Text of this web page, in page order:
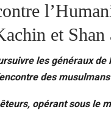
et
les généraux de
des musulmans
opérant sous le